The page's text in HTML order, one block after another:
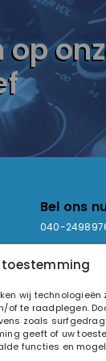
toestemming
wij technologieën
te raadplegen.
zoals surfgedrag
geeft of uw
functies en
op
Bel ons
040-
Ma - Vr:
Za: Enkel op